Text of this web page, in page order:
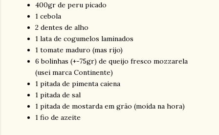
400gr de peru picado
1 cebola
2 dentes de alho
1 lata de cogumelos laminados
1 tomate maduro (mas rijo)
6 bolinhas (+-75gr) de queijo fresco mozzarela
(usei marca Continente)
1 pitada de pimenta caiena
1 pitada de sal
1 pitada de mostarda em grão (moída na hora)
1 fio de azeite